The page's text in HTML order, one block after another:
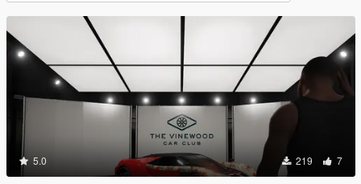
5.0 219 7